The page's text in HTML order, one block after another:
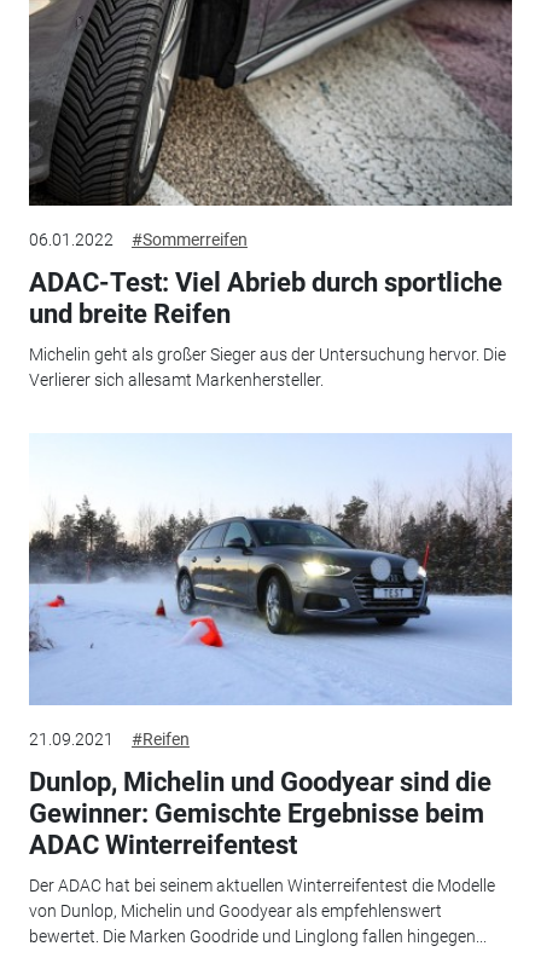
06.01.2022 #Sommerreifen
ADAC-Test: Viel Abrieb durch sportliche
und breite Reifen
Michelin geht als großer Sieger aus der Untersuchung hervor. Die
Verlierer sich allesamt Markenhersteller.
21.09.2021 #Reifen
Dunlop, Michelin und Goodyear sind die
Gewinner: Gemischte Ergebnisse beim
ADAC Winterreifentest
Der ADAC hat bei seinem aktuellen Winterreifentest die Modelle
von Dunlop, Michelin und Goodyear als empfehlenswert
bewertet. Die Marken Goodride und Linglong fallen hingegen...